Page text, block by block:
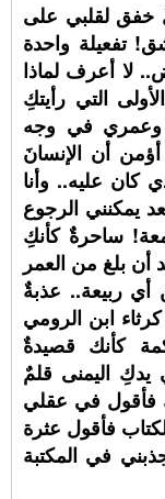
خفق لقلبي على
تفعيلة واحدة
لا أعرف لماذا
التي رأيتكِ
وعمري في وجه
أن الإنسانَ
كان عليه.. وأنا
يمكنني الرجوع
ساحرةٌ كأنكِ
بلغ من العمر
أي ربيعة.. عذبةٌ
ابن الرومي
كأنك قصيدةٌ
اليمنى قلمٌ
فأقول في عقلي
فأقول عثرة
في المكتبة